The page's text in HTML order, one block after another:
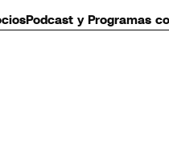
Podcast y Programas